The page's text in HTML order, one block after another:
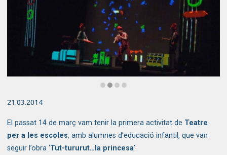
21.03.2014
El passat 14 de març vam tenir la primera activitat de Teatre
per a les escoles, amb alumnes d’educació infantil, que van
seguir l’obra ‘Tut-tururut…la princesa’.